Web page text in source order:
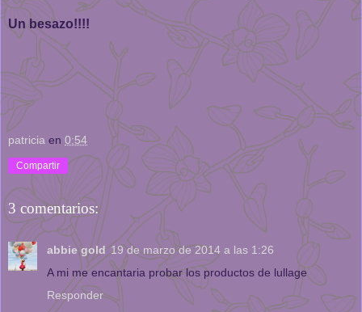
Un besazo!!!!
patricia en 0:54
Compartir
3 comentarios:
abbie gold 19 de marzo de 2014 a las 1:26
A mi me encantaria probar los productos de lullage
Responder